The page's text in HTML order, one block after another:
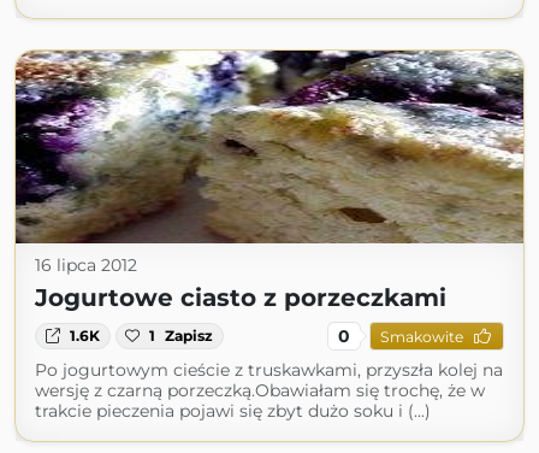
16 lipca 2012
Jogurtowe ciasto z porzeczkami
1.6K 1 Zapisz 0 Smakowite
Po jogurtowym cieście z truskawkami, przyszła kolej na
wersję z czarną porzeczką.Obawiałam się trochę, że w
trakcie pieczenia pojawi się zbyt dużo soku i (...)